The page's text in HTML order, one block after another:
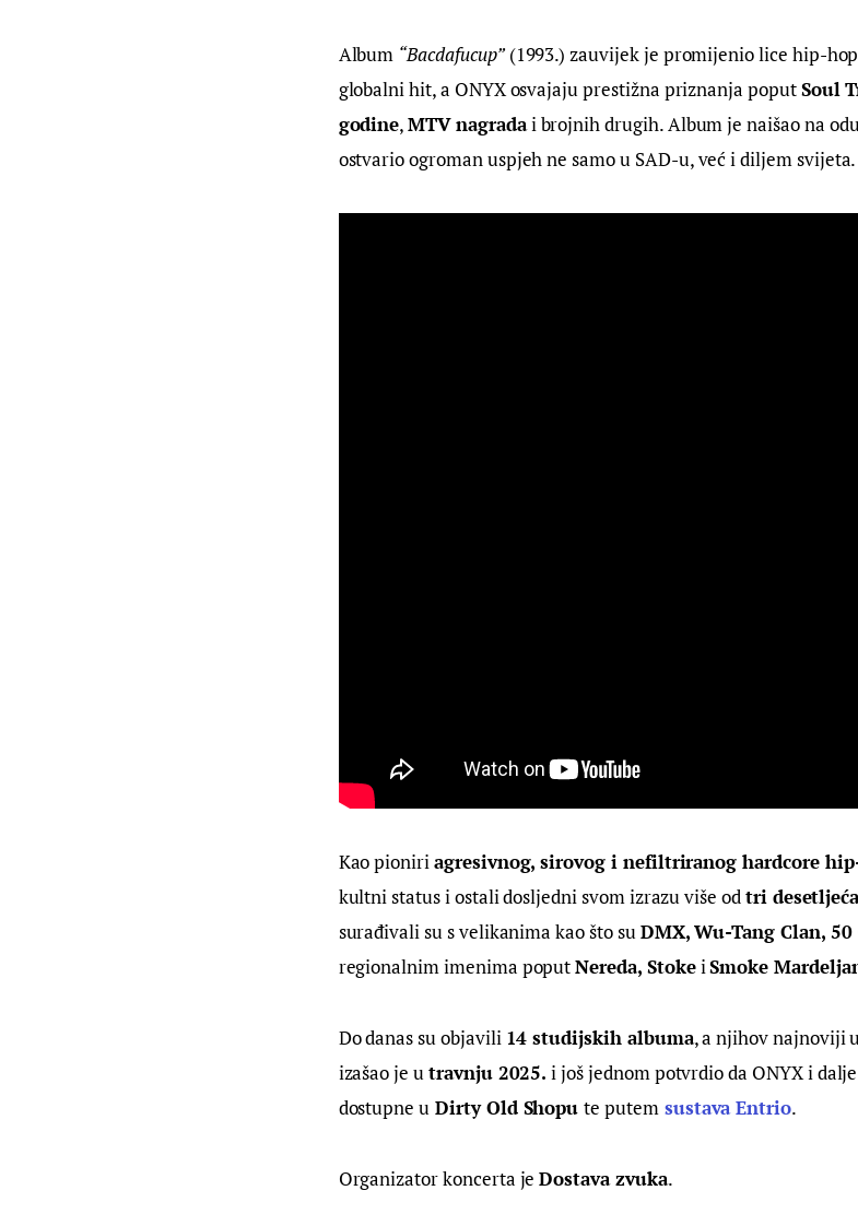
Album “Bacdafucup” (1993.) zauvijek je promijenio lice hip-
globalni hit, a ONYX osvajaju prestižna priznanja poput Soul
godine, MTV nagrada i brojnih drugih. Album je naišao na
ostvario ogroman uspjeh ne samo u SAD-u, već i diljem svijeta.
Kao pioniri agresivnog, sirovog i nefiltriranog hardcore
kultni status i ostali dosljedni svom izrazu više od tri
surađivali su s velikanima kao što su DMX, Wu-Tang Clan,
regionalnim imenima poput Nereda, Stoke i Smoke
Do danas su objavili 14 studijskih albuma, a njihov najnoviji
izašao je u travnju 2025. i još jednom potvrdio da ONYX i
dostupne u Dirty Old Shopu te putem sustava Entrio.
Organizator koncerta je Dostava zvuka.